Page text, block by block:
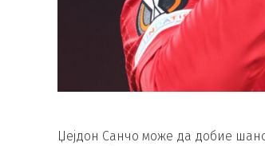
Џејдон Санчо може да добие